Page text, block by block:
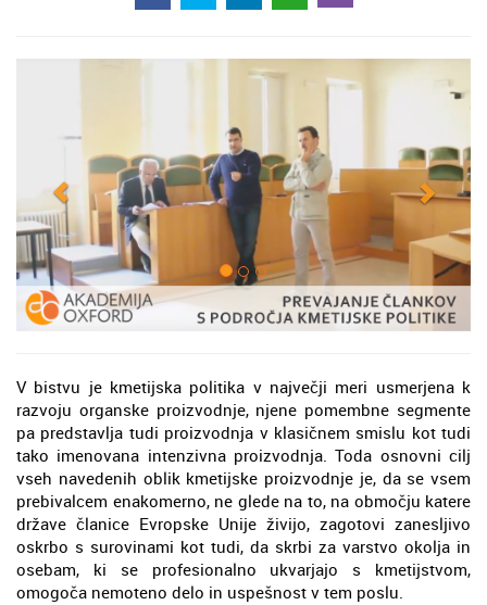
V bistvu je kmetijska politika v največji meri usmerjena k
razvoju organske proizvodnje, njene pomembne segmente
pa predstavlja tudi proizvodnja v klasičnem smislu kot tudi
tako imenovana intenzivna proizvodnja. Toda osnovni cilj
vseh navedenih oblik kmetijske proizvodnje je, da se vsem
prebivalcem enakomerno, ne glede na to, na območju katere
države članice Evropske Unije živijo, zagotovi zanesljivo
oskrbo s surovinami kot tudi, da skrbi za varstvo okolja in
osebam, ki se profesionalno ukvarjajo s kmetijstvom,
omogoča nemoteno delo in uspešnost v tem poslu.